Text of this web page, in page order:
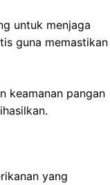
untuk menjaga
guna memastikan
keamanan pangan
yang